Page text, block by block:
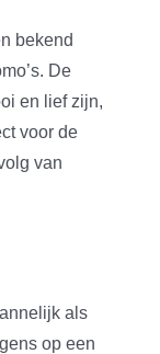
bekend
De
en lief zijn,
voor de
van
als
op een